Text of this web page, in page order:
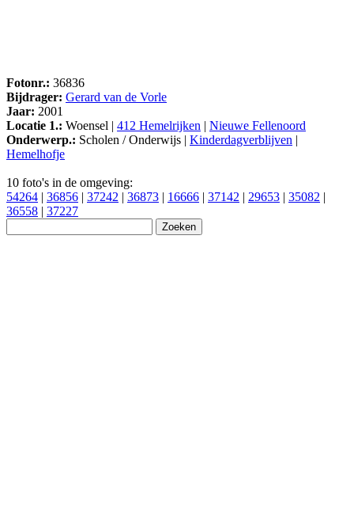
Fotonr.: 36836
Bijdrager: Gerard van de Vorle
Jaar: 2001
Locatie 1.: Woensel | 412 Hemelrijken | Nieuwe Fellenoord
Onderwerp.: Scholen / Onderwijs | Kinderdagverblijven |
Hemelhofje
10 foto's in de omgeving:
54264 | 36856 | 37242 | 36873 | 16666 | 37142 | 29653 | 35082 |
36558 | 37227